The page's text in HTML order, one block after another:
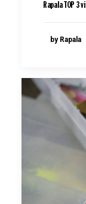
Rapala TOP 3
by Rapala